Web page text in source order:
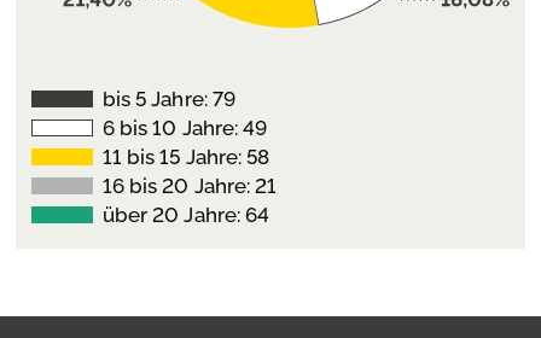
bis 5 Jahre: 79
6 bis 10 Jahre: 49
11 bis 15 Jahre: 58
16 bis 20 Jahre: 21
über 20 Jahre: 64